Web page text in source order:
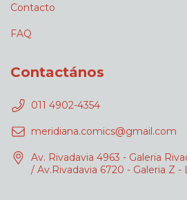
Contacto
FAQ
Contactános
011 4902-4354
meridiana.comics@gmail.com
Av. Rivadavia 4963 - Galeria
/ Av.Rivadavia 6720 - Galeria Z -